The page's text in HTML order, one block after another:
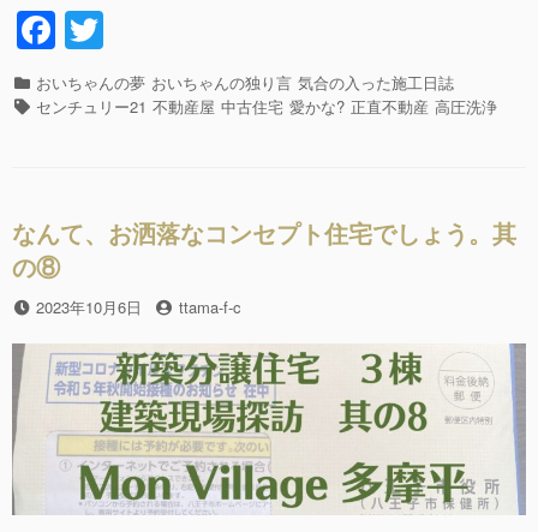
緒
に、
F
a
c
o
o
k
wi
tt
カ
テ
おいちゃんの夢 おいちゃんの独り言 気合の入った施工日誌
タ センチュリー21 不動産屋 中古住宅 愛かな? 正直不動産 高圧洗浄
なんて、お洒落なコンセプト住宅でしょう。其
の⑧
投
2023年10月6日
投
者
ttama-f-c